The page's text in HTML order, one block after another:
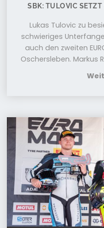
SBK: TULOVIC SETZT
Lukas Tulovic zu
schwieriges
auch den zweiten
Oschersleben. Markus